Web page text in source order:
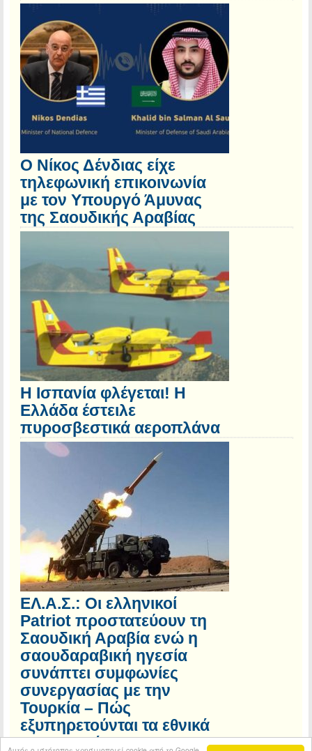
Ο Νίκος Δένδιας είχε
τηλεφωνική επικοινωνία
με τον Υπουργό Άμυνας
της Σαουδικής Αραβίας
Η Ισπανία φλέγεται! Η
Ελλάδα έστειλε
πυροσβεστικά αεροπλάνα
ΕΛ.Α.Σ.: Οι ελληνικοί
Patriot προστατεύουν τη
Σαουδική Αραβία ενώ η
σαουδαραβική ηγεσία
συνάπτει συμφωνίες
συνεργασίας με την
Τουρκία – Πώς
εξυπηρετούνται τα εθνικά
μας συμφέροντα;